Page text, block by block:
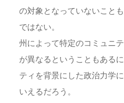
の対象となっていないこと
ではない。
州によって特定のコミュニ
が異なるということもある
ティを背景にした政治力学
いえるだろう。